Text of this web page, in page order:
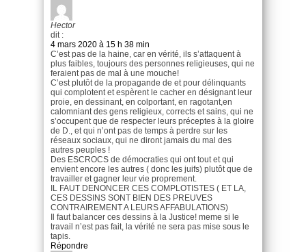
Hector
dit :
4 mars 2020 à 15 h 38 min
C’est pas de la haine, car en vérité, ils s’attaquent à
plus faibles, toujours des personnes religieuses, qui ne
feraient pas de mal à une mouche!
C’est plutôt de la propagande de et pour délinquants
qui complotent et espèrent le cacher en désignant leur
proie, en dessinant, en colportant, en ragotant,en
calomniant des gens religieux, corrects et sains, qui ne
s’occupent que de respecter leurs préceptes à la gloire
de D., et qui n’ont pas de temps à perdre sur les
réseaux sociaux, qui ne diront jamais du mal des
autres peuples !
Des ESCROCS de démocraties qui ont tout et qui
envient encore les autres ( donc les juifs) plutôt que de
travailler et gagner leur vie proprement.
IL FAUT DENONCER CES COMPLOTISTES ( ET LA,
CES DESSINS SONT BIEN DES PREUVES
CONTRAIREMENT A LEURS AFFABULATIONS)
Il faut balancer ces dessins à la Justice! meme si le
travail n’est pas fait, la vérité ne sera pas mise sous le
tapis.
Répondre